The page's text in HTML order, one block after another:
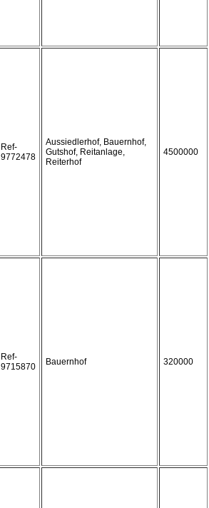
Ref-
9772478
Aussiedlerhof, Bauernhof,
Gutshof, Reitanlage,
Reiterhof
4500000
Ref-
9715870
Bauernhof 320000